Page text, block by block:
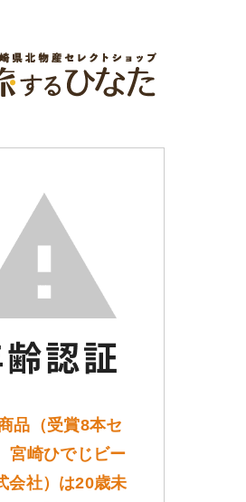
品（受賞8本セ
崎ひでじビー
会社）は20歳未